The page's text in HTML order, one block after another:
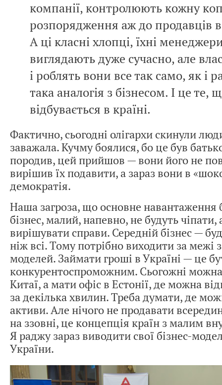
компанії, контролюють кожну
розпорядження аж до продавців
А ці класні хлопці, їхні
виглядають дуже сучасно, але
і роблять вони все так само, як і
така аналогія з бізнесом. І це те,
відбувається в країні.
Фактично, сьогодні олігархи скинули
заважала. Кучму боялися, бо це був
породив, цей прийшов — вони його не
вирішив їх подавити, а зараз вони в
демократія.
Наша загроза, що основне навантаження
бізнес, малий, напевно, не будуть
вирішувати справи. Середній бізнес —
ніж всі. Тому потрібно виходити за межі
моделей. Займати гроші в Україні — це
конкурентоспроможним. Сьогожні
Китаї, а мати офіс в Естонії, де можна
за декілька хвилин. Треба думати, де
активи. Але нічого не продавати
на ззовні, це концепція країн з малим
Я раджу зараз виводити свої бізнес-
України.